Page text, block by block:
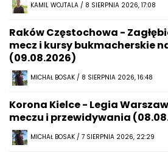
KAMIL WOJTALA / 8 SIERPNIA 2026, 17:08
Raków Częstochowa -
mecz i kursy bukmacherskie
(09.08.2026)
MICHAŁ BOSAK / 8 SIERPNIA 2026, 16:48
Korona Kielce - Legia
meczu i przewidywania
MICHAŁ BOSAK / 7 SIERPNIA 2026, 22:29